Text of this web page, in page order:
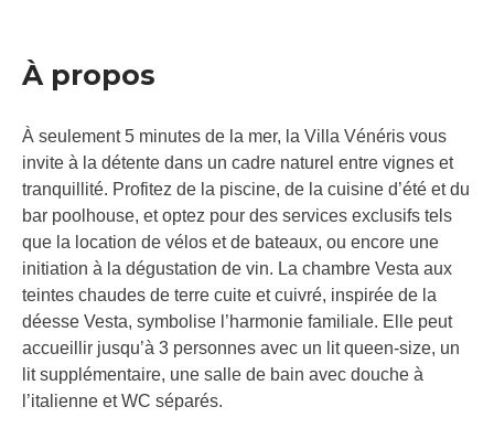
À propos
À seulement 5 minutes de la mer, la Villa Vénéris vous
invite à la détente dans un cadre naturel entre vignes et
tranquillité. Profitez de la piscine, de la cuisine d’été et du
bar poolhouse, et optez pour des services exclusifs tels
que la location de vélos et de bateaux, ou encore une
initiation à la dégustation de vin. La chambre Vesta aux
teintes chaudes de terre cuite et cuivré, inspirée de la
déesse Vesta, symbolise l’harmonie familiale. Elle peut
accueillir jusqu’à 3 personnes avec un lit queen-size, un
lit supplémentaire, une salle de bain avec douche à
l’italienne et WC séparés.